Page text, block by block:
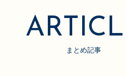
まとめ記事